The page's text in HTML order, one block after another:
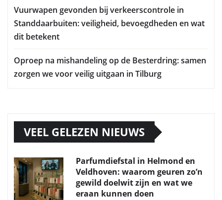
Vuurwapen gevonden bij verkeerscontrole in
Standdaarbuiten: veiligheid, bevoegdheden en wat
dit betekent
Oproep na mishandeling op de Besterdring: samen
zorgen we voor veilig uitgaan in Tilburg
VEEL GELEZEN NIEUWS
Parfumdiefstal in Helmond en
Veldhoven: waarom geuren zo’n
gewild doelwit zijn en wat we
eraan kunnen doen